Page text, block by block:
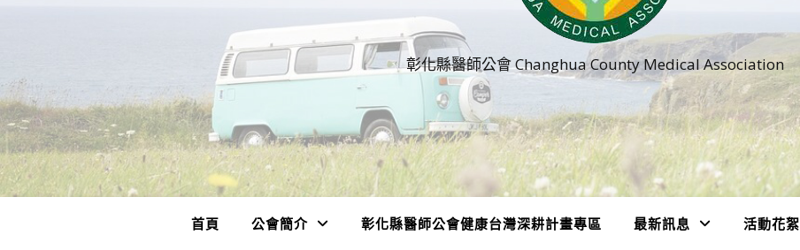
彰化縣醫師公會 Changhua County Medical Association
首頁 公會簡介 彰化縣醫師公會健康台灣深耕計畫專區 最新訊息 活動花絮